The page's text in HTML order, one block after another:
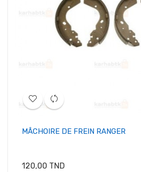
MÂCHOIRE DE FREIN RANGER
Prix
120,00 TND